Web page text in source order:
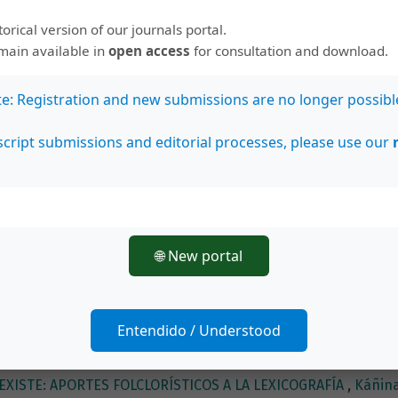
a
de la literatura costarricense. Aporte
Setiembre)
de fiestas del reino de Guatemala (1663-1814): La
de Escritores Costarricenses (DIBEC). Esbozo de un
de Lexicografía)
APORTES FOLCLORÍSTICOS A LA LEXICOGRAFÍA ,
version of our journals portal.
available inopen access for consultation and download.
Registration and new submissions are no longer
submissions and editorial processes, please use our
🌐 New portal
Entendido / Understood